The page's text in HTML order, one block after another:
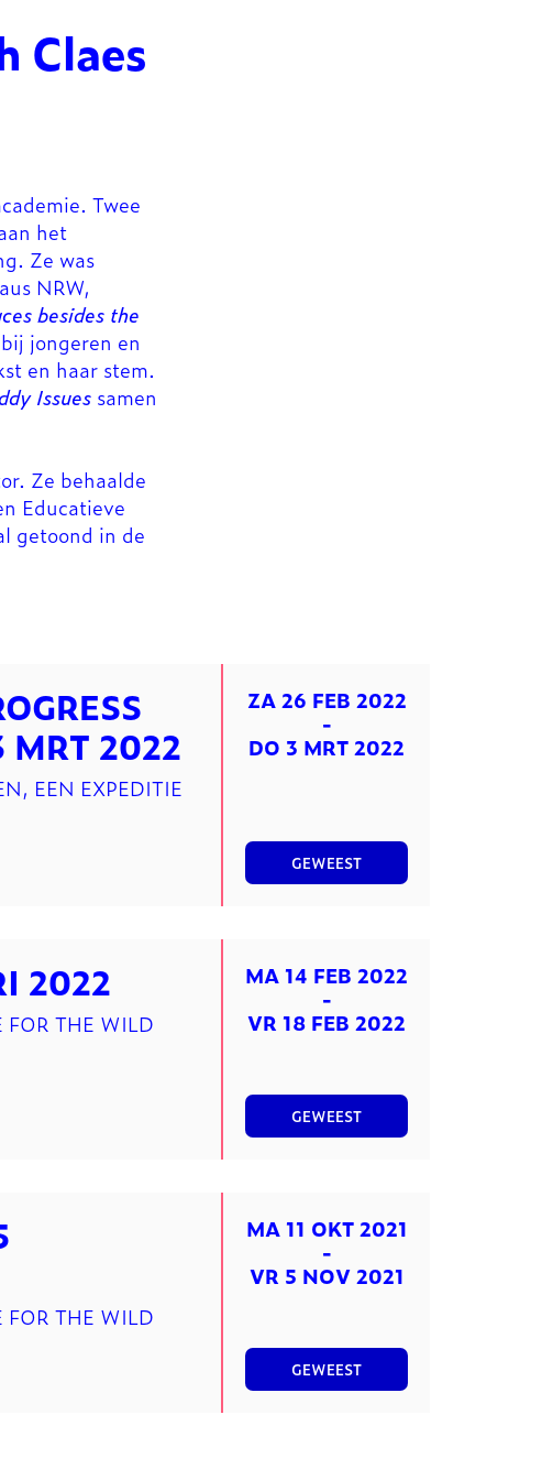
Claes
Twee
het
Ze was
NRW,
besides the
jongeren en
en haar stem.
Issues samen
Ze behaalde
Educatieve
getoond in de
MRT 2022
EEN EXPEDITIE
ZA 26 FEB 2022
-
DO 3 MRT 2022
GEWEEST
2022
THE WILD
MA 14 FEB 2022
-
VR 18 FEB 2022
GEWEEST
THE WILD
MA 11 OKT 2021
-
VR 5 NOV 2021
GEWEEST